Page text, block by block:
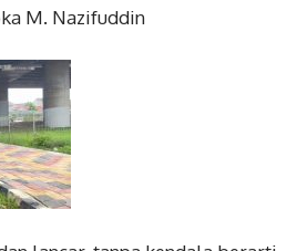
M. Nazifuddin